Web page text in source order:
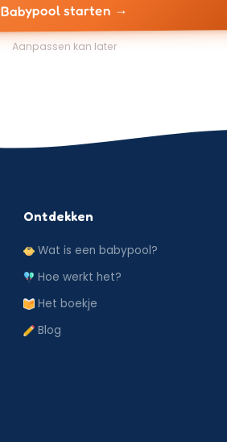
Babypool starten →
Aanpassen kan later
Ontdekken
Wat is een babypool?
Hoe werkt het?
Het boekje
Blog